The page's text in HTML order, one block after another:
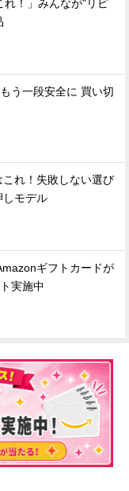
れ！」みんなが"リピ
う一段安全に 買い切
れ！失敗しない選び
しモデル
ギフトカードが
実施中